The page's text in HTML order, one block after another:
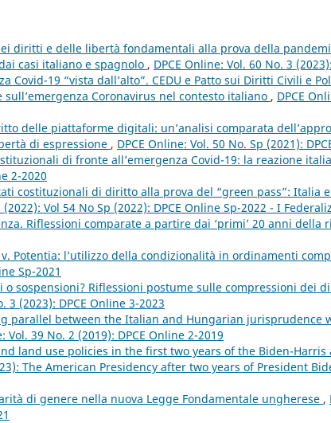
diritti e delle libertà fondamentali alla prova della
casi italiano e spagnolo , DPCE Online: Vol. 60 No. 3
Covid-19 “vista dall’alto”. CEDU e Patto sui Diritti Civili e
Coronavirus nel contesto italiano , DPCE
delle piattaforme digitali: un’analisi comparata
di espressione , DPCE Online: Vol. 50 No. Sp (2021):
di fronte all’emergenza Covid-19: la reazione
2-2020
costituzionali di diritto alla prova del “green pass”: Italia
(2022): Vol 54 No Sp (2022): DPCE Online Sp-2022 - I
Riflessioni comparate a partire dai ‘primi’ 20 anni della
v. Potentia: l’utilizzo della condizionalità in ordinamenti
Sp-2021
o sospensioni? Riflessioni postume sulle compressioni dei
3 (2023): DPCE Online 3-2023
parallel between the Italian and Hungarian jurisprudence
Vol. 39 No. 2 (2019): DPCE Online 2-2019
land use policies in the first two years of the Biden-
The American Presidency after two years of President
di genere nella nuova Legge Fondamentale ungherese ,